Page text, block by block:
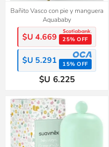
Bañito Vasco con pie y manguera
Aquababy
$U 4.669 25% OFF
$U 5.291 15% OFF
$U 6.225